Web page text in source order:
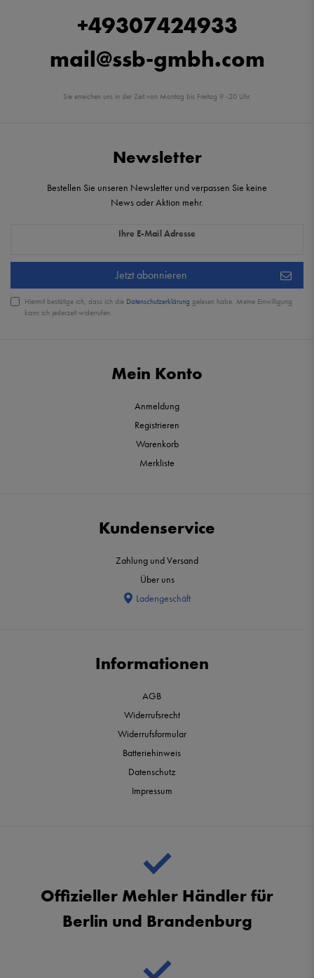
+49307424933
mail@ssb-gmbh.com
Sie erreichen uns in der Zeit von Montag bis Freitag 9 -20 Uhr.
Mein Konto
Anmeldung
Registrieren
Warenkorb
Merkliste
Kundenservice
Zahlung und Versand
Über uns
Ladengeschäft
Informationen
AGB
Widerrufsrecht
Widerrufsformular
Batteriehinweis
Datenschutz
Impressum
Newsletter
Bestellen Sie unseren Newsletter und verpassen Sie keine
News oder Aktion mehr.
Ihre E-Mail Adresse
Newsletter Honig
Jetzt abonnieren
Hiermit bestätige ich, dass ich die Daten­schutz­erklärung gelesen habe. Meine Einwilligung
kann ich jederzeit widerrufen.
Offizieller Mehler Händler für
Berlin und Brandenburg